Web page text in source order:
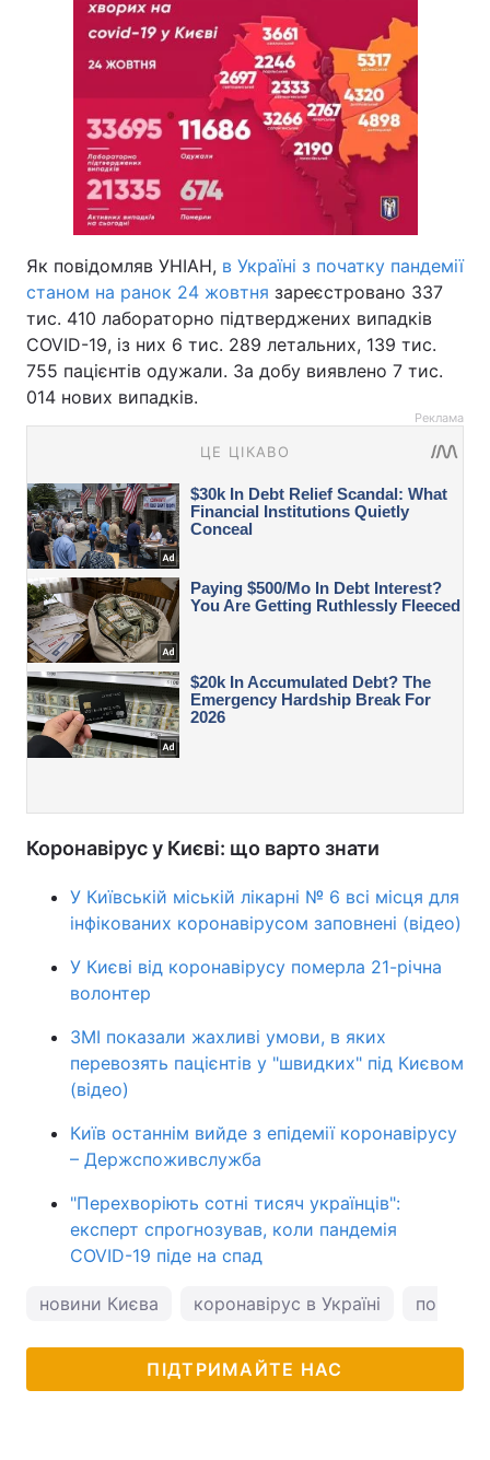
Як повідомляв УНІАН, в Україні з початку пандемії
станом на ранок 24 жовтня зареєстровано 337
тис. 410 лабораторно підтверджених випадків
COVID-19, із них 6 тис. 289 летальних, 139 тис.
755 пацієнтів одужали. За добу виявлено 7 тис.
014 нових випадків.
Реклама
Коронавірус у Києві: що варто знати
У Київській міській лікарні № 6 всі місця для
інфікованих коронавірусом заповнені (відео)
У Києві від коронавірусу померла 21-річна
волонтер
ЗМІ показали жахливі умови, в яких
перевозять пацієнтів у "швидких" під Києвом
(відео)
Київ останнім вийде з епідемії коронавірусу
– Держспоживслужба
"Перехворіють сотні тисяч українців":
експерт спрогнозував, коли пандемія
COVID-19 піде на спад
новини Києва коронавірус в Україні погода
ПІДТРИМАЙТЕ НАС